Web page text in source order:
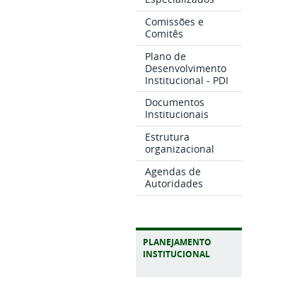
Comissões e
Comitês
Plano de
Desenvolvimento
Institucional - PDI
Documentos
Institucionais
Estrutura
organizacional
Agendas de
Autoridades
PLANEJAMENTO
INSTITUCIONAL